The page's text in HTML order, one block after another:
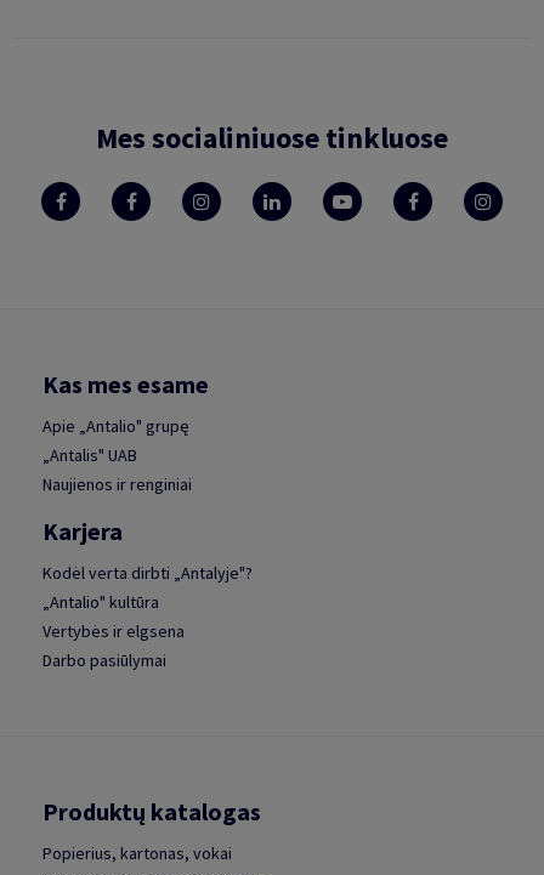
Mes socialiniuose tinkluose
Kas mes esame
Apie „Antalio" grupę
„Antalis" UAB
Naujienos ir renginiai
Karjera
Kodėl verta dirbti „Antalyje"?
„Antalio" kultūra
Vertybės ir elgsena
Darbo pasiūlymai
Produktų katalogas
Popierius, kartonas, vokai